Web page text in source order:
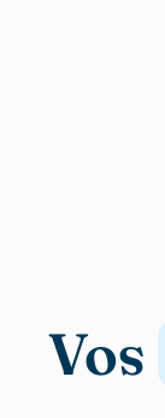
Vos